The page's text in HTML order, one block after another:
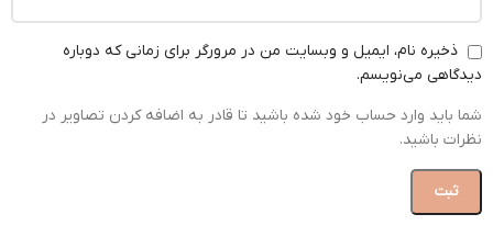
ذخیره نام، ایمیل و وبسایت من در مرورگر برای زمانی که دوباره
دیدگاهی می‌نویسم.
شما باید وارد حساب خود شده باشید تا قادر به اضافه کردن تصاویر در
نظرات باشید.